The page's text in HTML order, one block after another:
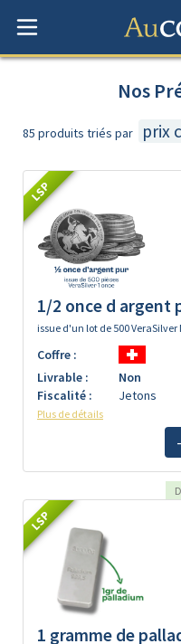
Nos
85 produits triés par
LSP
1/2 once d argent
issue d'un lot de 500 VeraSilver
Coffre :
Livrable :
Non
Fiscalité :
Jetons
Plus de détails
-
LSP
1 gramme de